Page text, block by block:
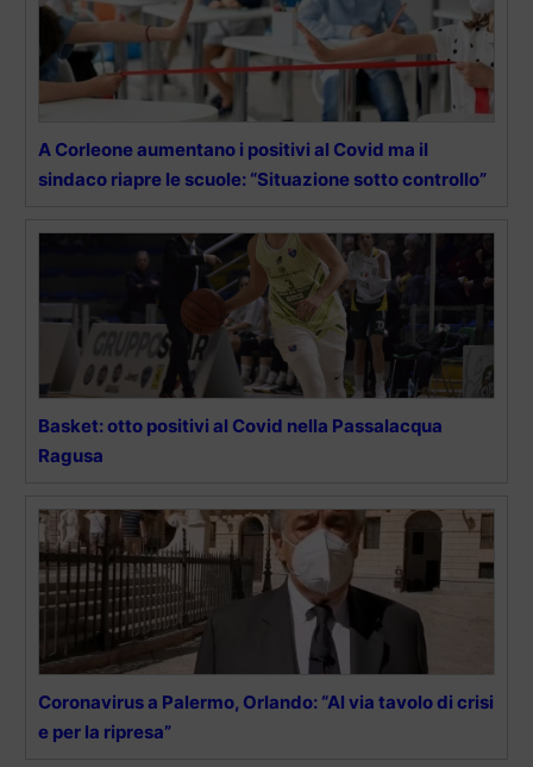
A Corleone aumentano i positivi al Covid ma il
sindaco riapre le scuole: “Situazione sotto controllo”
Basket: otto positivi al Covid nella Passalacqua
Ragusa
Coronavirus a Palermo, Orlando: “Al via tavolo di crisi
e per la ripresa”